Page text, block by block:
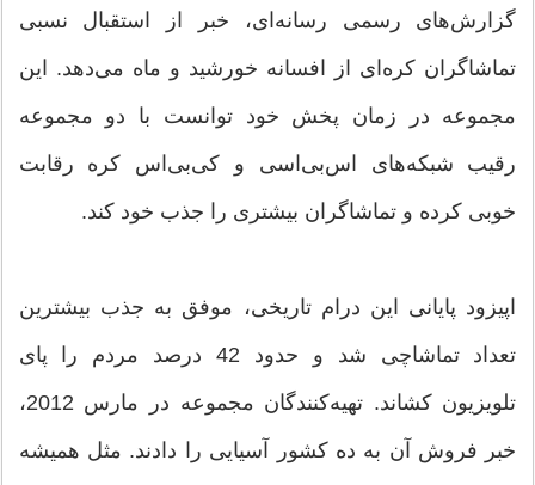
گزارش‌های رسمی رسانه‌ای، خبر از استقبال نسبی
تماشاگران کره‌ای از افسانه خورشید و ماه می‌دهد. این
مجموعه در زمان پخش خود توانست با دو مجموعه
رقیب شبکه‌های اس‌بی‌‌اسی و کی‌بی‌اس کره رقابت
خوبی کرده و تماشاگران بیشتری را جذب خود کند.
اپیزود پایانی این درام تاریخی، موفق به جذب بیشترین
تعداد تماشاچی شد و حدود 42 درصد مردم را پای
تلویزیون کشاند. تهیه‌کنندگان مجموعه در مارس 2012،
خبر فروش آن به ده کشور آسیایی را دادند. مثل همیشه